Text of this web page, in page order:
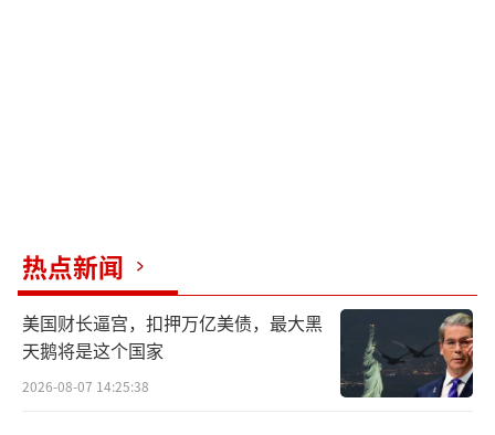
热点新闻
美国财长逼宫，扣押万亿美债，最大黑
天鹅将是这个国家
2026-08-07 14:25:38